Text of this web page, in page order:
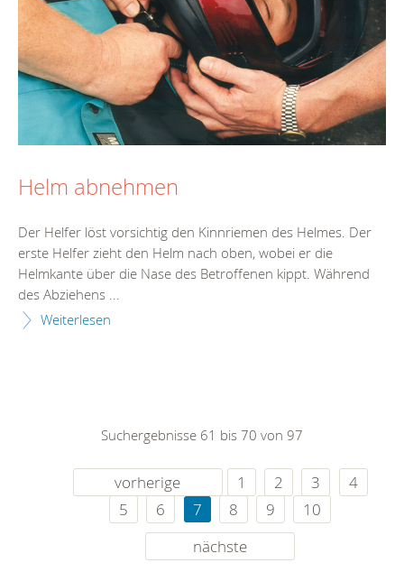
Helm abnehmen
Der Helfer löst vorsichtig den Kinnriemen des Helmes. Der
erste Helfer zieht den Helm nach oben, wobei er die
Helmkante über die Nase des Betroffenen kippt. Während
des Abziehens ...
Weiterlesen
Suchergebnisse 61 bis 70 von 97
vorherige 1 2 3
4
5
6 7 8 9
10
nächste